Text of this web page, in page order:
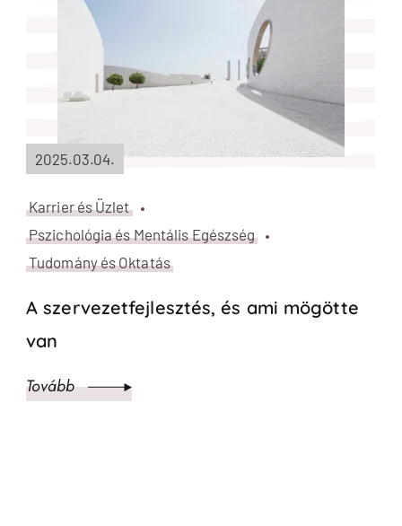
2025.03.04.
Karrier és Üzlet
Pszichológia és Mentális Egészség
Tudomány és Oktatás
A szervezetfejlesztés, és ami mögötte
van
Tovább